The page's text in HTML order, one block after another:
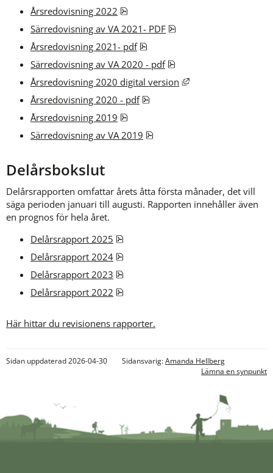
Årsredovisning 2022
pdf, 972.3 kB.
Särredovisning av VA 2021- PDF
pdf, 266.2 kB.
Årsredovisning 2021- pdf
pdf, 3.1 MB.
Särredovisning av VA 2020 - pdf
pdf, 449.1 kB, öppnas
Årsredovisning 2020 digital version
Länk till annan
Årsredovisning 2020 - pdf
pdf, 4 MB.
Årsredovisning 2019
pdf, 8.1 MB.
Särredovisning av VA 2019
pdf, 409.2 kB.
Delårsbokslut
Delårsrapporten omfattar årets åtta första månader, det vill
säga perioden januari till augusti. Rapporten innehåller även
en prognos för hela året.
Delårsrapport 2025
pdf, 5.2 MB.
Delårsrapport 2024
pdf, 2.3 MB.
Delårsrapport 2023
pdf, 1.8 MB.
Delårsrapport 2022
pdf, 10.4 MB.
Här hittar du revisionens rapporter.
Sidan uppdaterad 2026-04-30 Sidansvarig:Amanda Hellberg
Lämna en synpunkt